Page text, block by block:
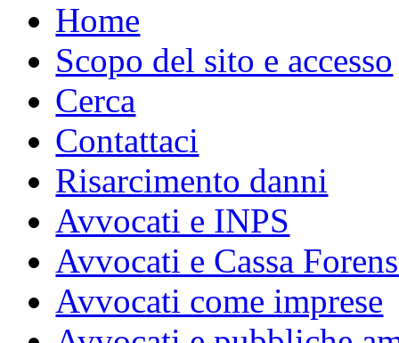
Home
Scopo del sito e accesso
Cerca
Contattaci
Risarcimento danni
Avvocati e INPS
Avvocati e Cassa
Avvocati come imprese